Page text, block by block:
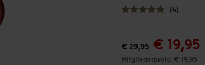
(4)
€ 29,95 € 19,95
Mitgliederpreis: € 19,95